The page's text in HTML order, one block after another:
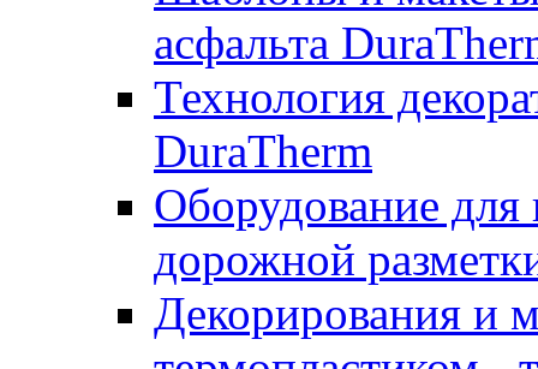
асфальта
Технология
DuraTherm
Оборудование для
дорожной
Декорирования и